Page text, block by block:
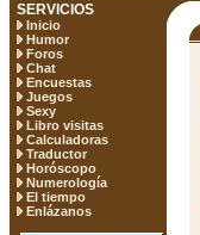
SERVICIOS
Inicio
Humor
Foros
Chat
Encuestas
Juegos
Sexy
Libro visitas
Calculadoras
Traductor
Horóscopo
Numerología
El tiempo
Enlázanos